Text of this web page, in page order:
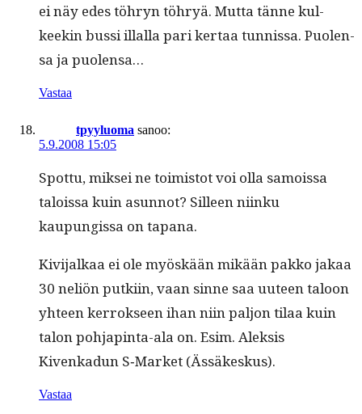
ei näy edes töhryn töhryä. Mut­ta tänne kul­
keekin bus­si illal­la pari ker­taa tun­nis­sa. Puolen­
sa ja puolensa…
Vastaa
tpyyluoma sanoo:
5.9.2008 15:05
Spot­tu, mik­sei ne toimis­tot voi olla samoissa
talois­sa kuin asun­not? Silleen niinku
kaupungis­sa on tapana.
Kivi­jalkaa ei ole myöskään mikään pakko jakaa
30 neliön putki­in, vaan sinne saa uuteen taloon
yhteen ker­rokseen ihan niin paljon tilaa kuin
talon poh­jap­in­ta-ala on. Esim. Alek­sis
Kivenkadun S‑Market (Ässäkeskus).
Vastaa